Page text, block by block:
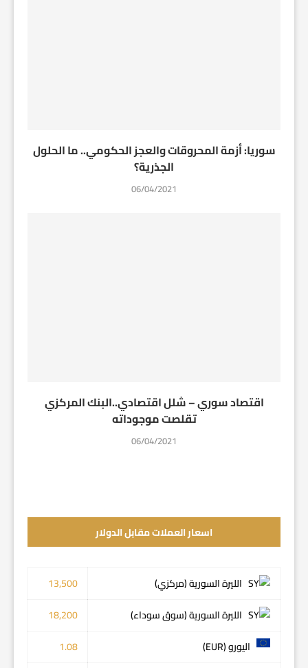
سوريا: أزمة المحروقات والعجز الحكومي.. ما الحلول
الجذرية؟
06/04/2021
اقتصاد سوري – شلل اقتصادي..البنك المركزي
تقلصت موجوداته
06/04/2021
اسعار العملات مقابل الدولار
الليرة السورية (مركزي)
13,500
الليرة السورية (سوق سوداء)
18,200
اليورو (EUR)
1.08